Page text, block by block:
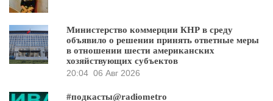
Министерство коммерции КНР в среду
объявило о решении принять ответные меры
в отношении шести американских
хозяйствующих субъектов
20:04 06 Авг 2026
#подкасты@radiometro